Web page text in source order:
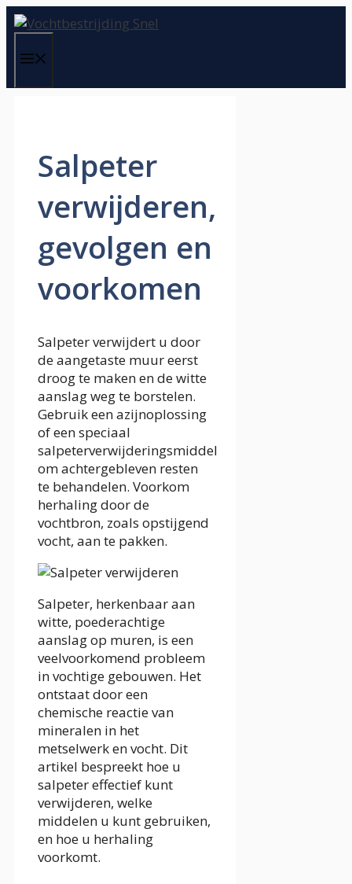
Spring
naar
de
inhoud
Salpeter
verwijderen,
gevolgen en
voorkomen
Salpeter verwijdert u door
de aangetaste muur eerst
droog te maken en de witte
aanslag weg te borstelen.
Gebruik een azijnoplossing
of een speciaal
salpeterverwijderingsmiddel
om achtergebleven resten
te behandelen. Voorkom
herhaling door de
vochtbron, zoals opstijgend
vocht, aan te pakken.
Salpeter, herkenbaar aan
witte, poederachtige
aanslag op muren, is een
veelvoorkomend probleem
in vochtige gebouwen. Het
ontstaat door een
chemische reactie van
mineralen in het
metselwerk en vocht. Dit
artikel bespreekt hoe u
salpeter effectief kunt
verwijderen, welke
middelen u kunt gebruiken,
en hoe u herhaling
voorkomt.